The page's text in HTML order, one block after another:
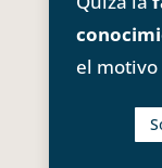
el